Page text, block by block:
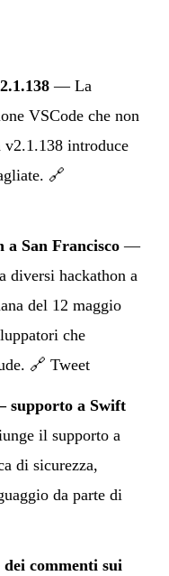
— La
VSCode che non
introduce
🔗
San Francisco —
diversi hackathon a
del 12 maggio
che
🔗 Tweet
supporto a Swift
il supporto a
di sicurezza,
da parte di
commenti sui